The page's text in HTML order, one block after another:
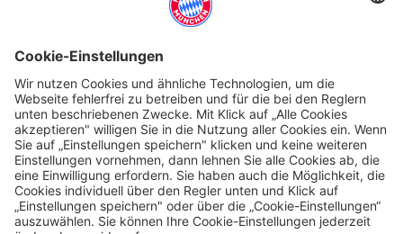
ALLIANZ ARENA IN ORANGE
Sichtbares Zeichen gegen Gewalt gegenüber
Frauen